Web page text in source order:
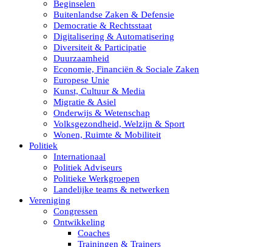
Beginselen
Buitenlandse Zaken & Defensie
Democratie & Rechtsstaat
Digitalisering & Automatisering
Diversiteit & Participatie
Duurzaamheid
Economie, Financiën & Sociale Zaken
Europese Unie
Kunst, Cultuur & Media
Migratie & Asiel
Onderwijs & Wetenschap
Volksgezondheid, Welzijn & Sport
Wonen, Ruimte & Mobiliteit
Politiek
Internationaal
Politiek Adviseurs
Politieke Werkgroepen
Landelijke teams & netwerken
Vereniging
Congressen
Ontwikkeling
Coaches
Trainingen & Trainers